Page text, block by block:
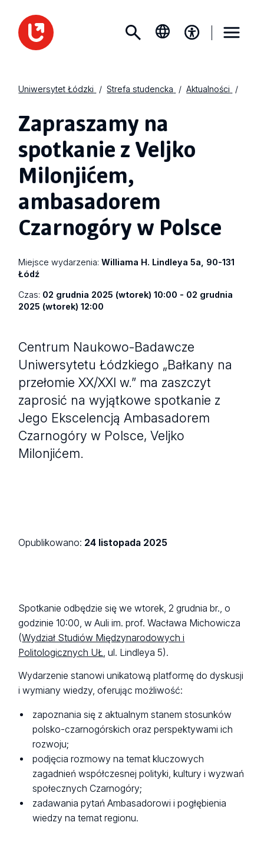
Uniwersytet Łódzki Strefa studencka Aktualności
Zapraszamy na
spotkanie z Veljko
Milonjićem,
ambasadorem
Czarnogóry w Polsce
Miejsce wydarzenia:Williama H. Lindleya 5a, 90-131
Łódź
Czas: 02 grudnia 2025 (wtorek) 10:00 - 02 grudnia
2025 (wtorek) 12:00
Centrum Naukowo-Badawcze
Uniwersytetu Łódzkiego „Bałkany na
przełomie XX/XXI w.” ma zaszczyt
zaprosić na wyjątkowe spotkanie z
Jego Ekscelencją Ambasadorem
Czarnogóry w Polsce, Veljko
Milonjićem.
Opublikowano: 24 listopada 2025
Spotkanie odbędzie się we wtorek, 2 grudnia br., o
godzinie 10:00, w Auli im. prof. Wacława Michowicza
(Wydział Studiów Międzynarodowych i
Politologicznych UŁ, ul. Lindleya 5).
Wydarzenie stanowi unikatową platformę do dyskusji
i wymiany wiedzy, oferując możliwość:
zapoznania się z aktualnym stanem stosunków
polsko-czarnogórskich oraz perspektywami ich
rozwoju;
podjęcia rozmowy na temat kluczowych
zagadnień współczesnej polityki, kultury i wyzwań
społecznych Czarnogóry;
zadawania pytań Ambasadorowi i pogłębienia
wiedzy na temat regionu.